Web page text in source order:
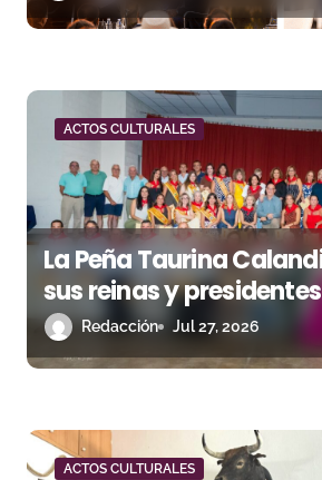
r
s
ACTOS CULTURALES
La Peña Taurina
sus reinas y
celebración de su 50.º
Redacción Jul 27, 2026
ACTOS CULTURALES